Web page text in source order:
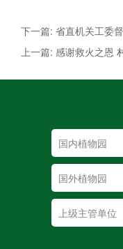
下一篇: 省直机关工委
上一篇: 感谢救火之恩